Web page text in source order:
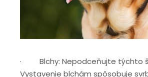
· Blchy: Nepodceňujte týchto
Vystavenie blchám spôsobuje